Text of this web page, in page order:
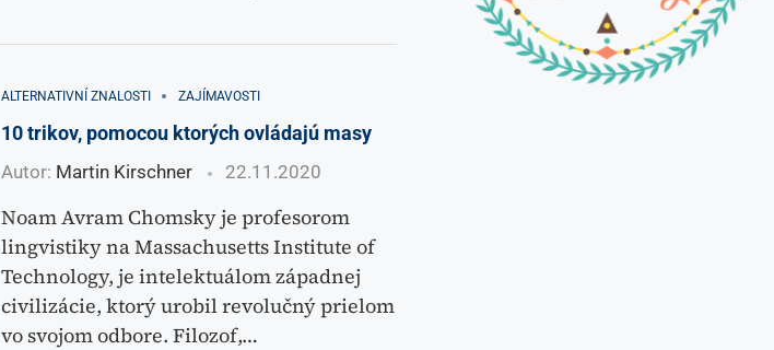
ALTERNATIVNÍ ZNALOSTI ZAJÍMAVOSTI
10 trikov, pomocou ktorých ovládajú masy
Autor: Martin Kirschner 22.11.2020
Noam Avram Chomsky je profesorom
lingvistiky na Massachusetts Institute of
Technology, je intelektuálom západnej
civilizácie, ktorý urobil revolučný prielom
vo svojom odbore. Filozof,…